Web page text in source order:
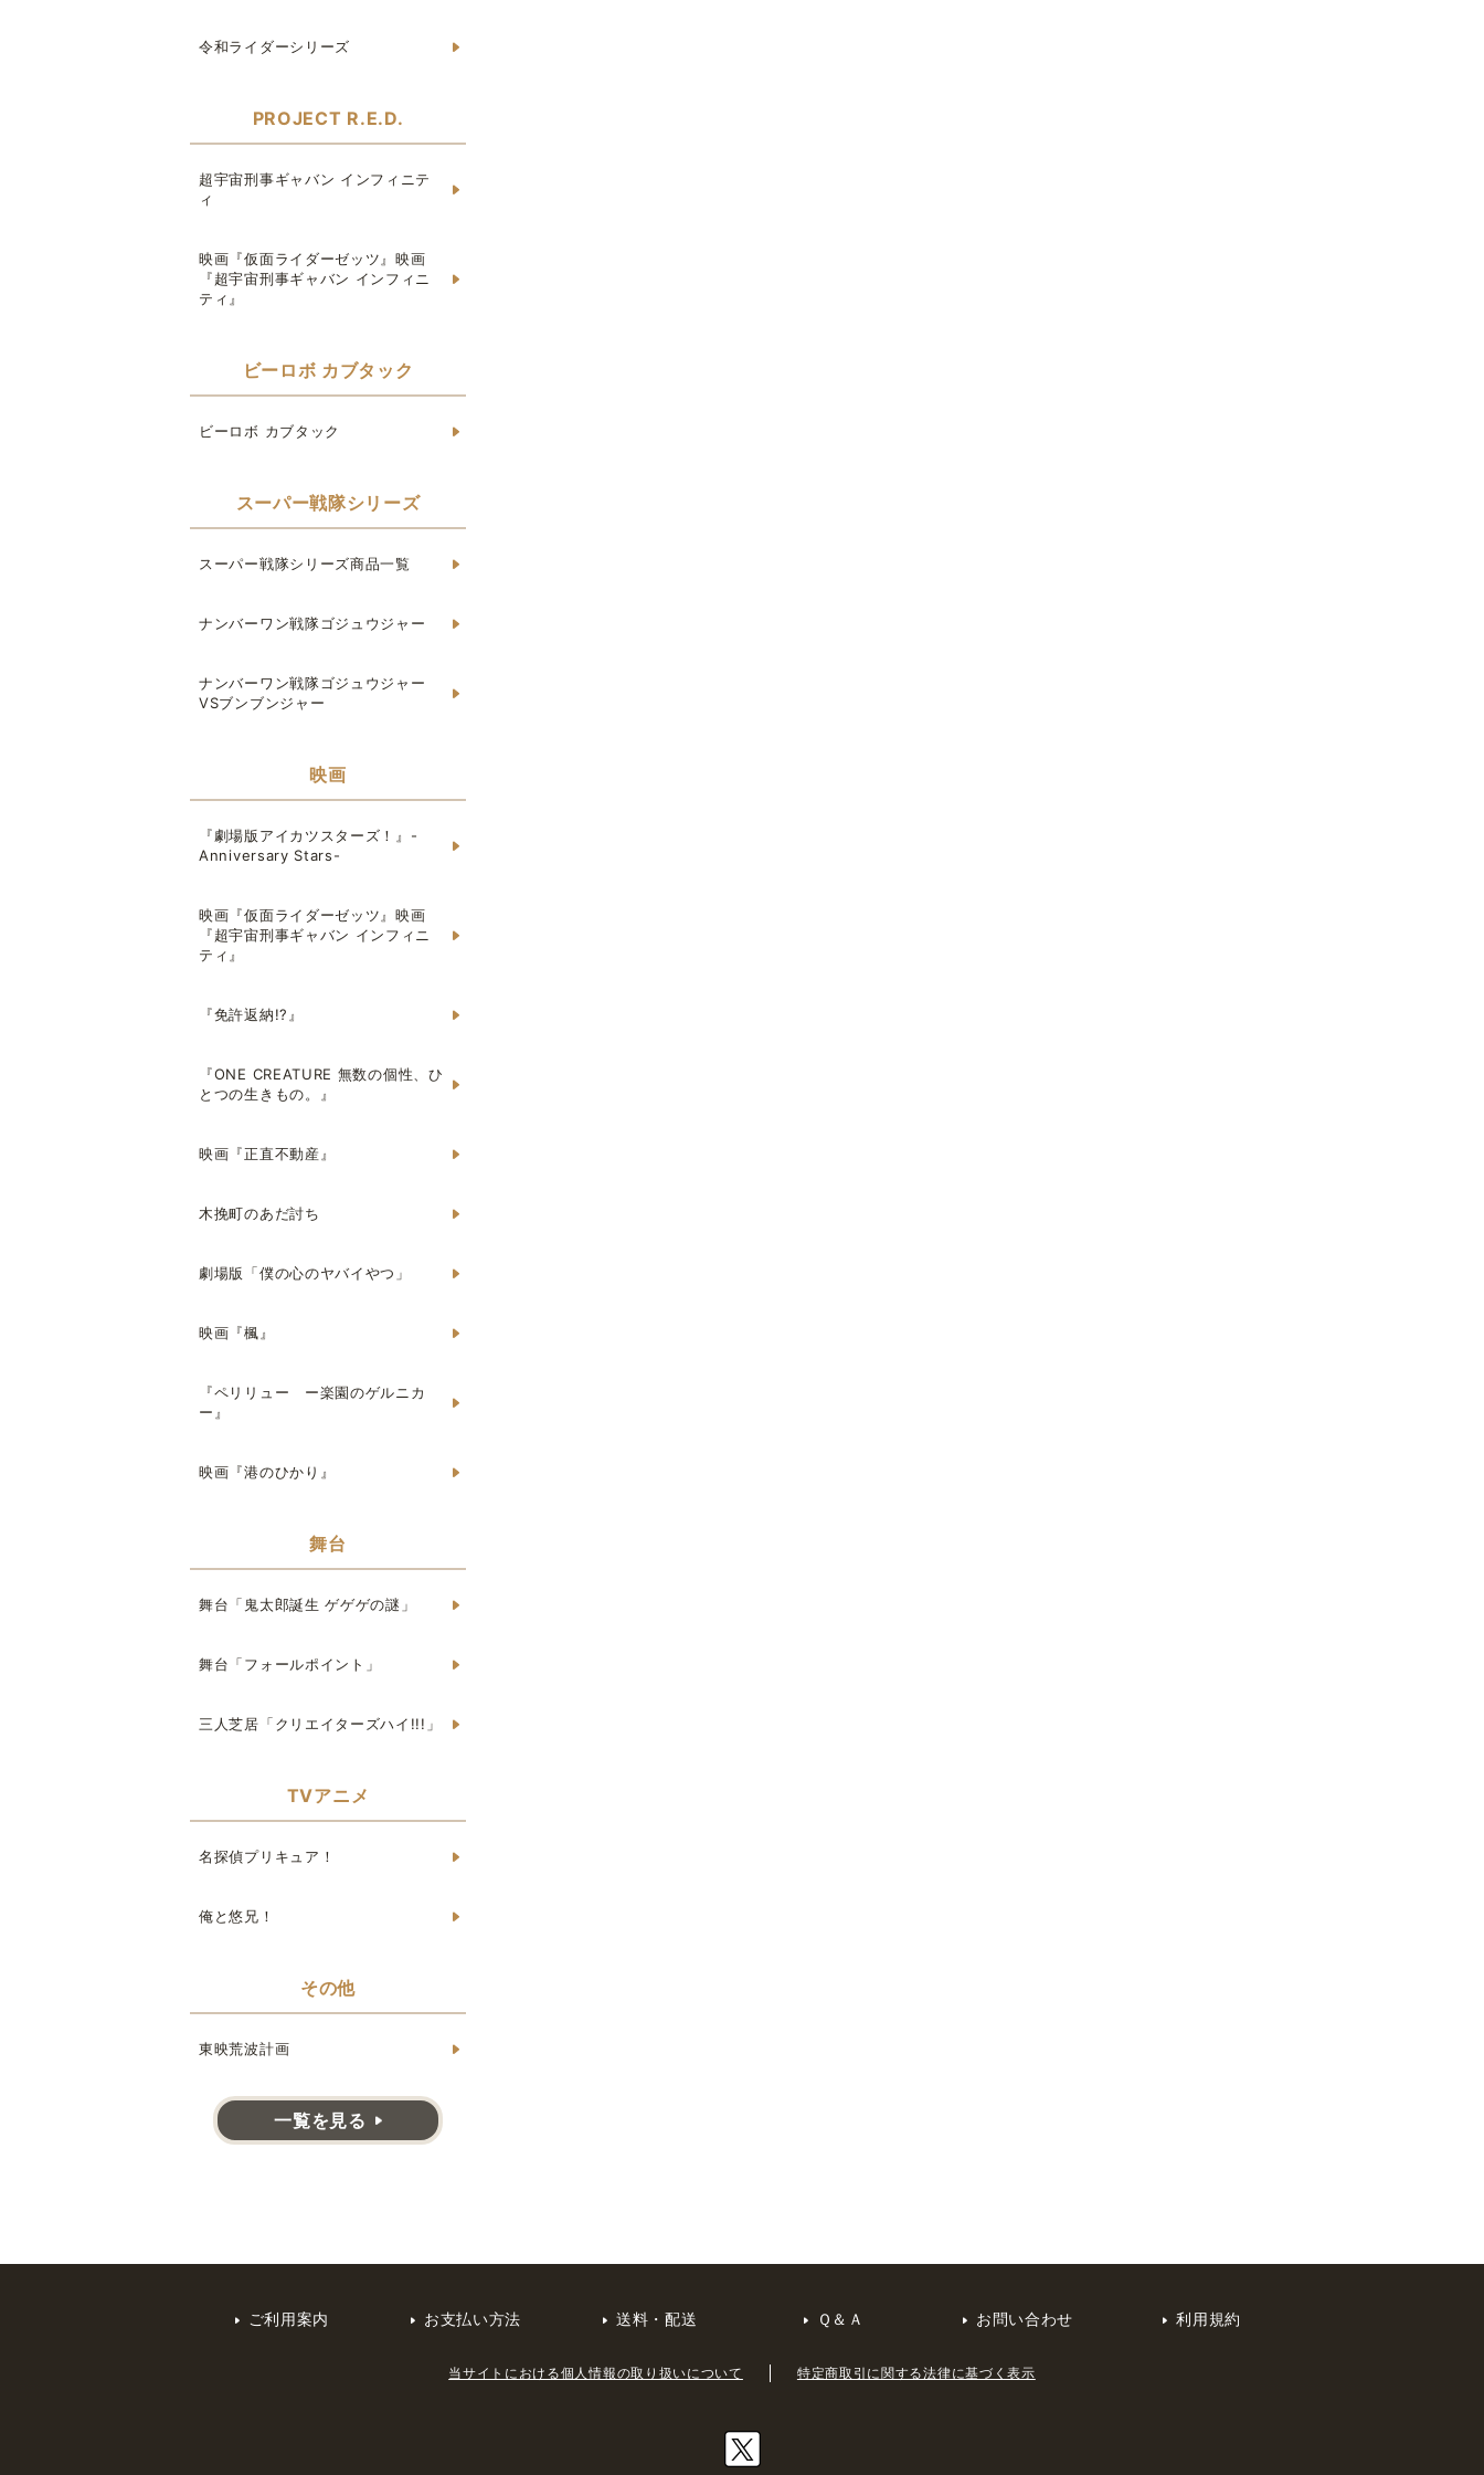
令和ライダーシリーズ
PROJECT R.E.D.
超宇宙刑事ギャバン インフィニテ
ィ
映画『仮面ライダーゼッツ』映画
『超宇宙刑事ギャバン インフィニ
ティ』
ビーロボ カブタック
ビーロボ カブタック
スーパー戦隊シリーズ
スーパー戦隊シリーズ商品一覧
ナンバーワン戦隊ゴジュウジャー
ナンバーワン戦隊ゴジュウジャー
VSブンブンジャー
映画
『劇場版アイカツスターズ！』-
Anniversary Stars-
映画『仮面ライダーゼッツ』映画
『超宇宙刑事ギャバン インフィニ
ティ』
『免許返納!?』
『ONE CREATURE 無数の個性、ひ
とつの生きもの。』
映画『正直不動産』
木挽町のあだ討ち
劇場版「僕の心のヤバイやつ」
映画『楓』
『ペリリュー ー楽園のゲルニカ
ー』
映画『港のひかり』
舞台
舞台「鬼太郎誕生 ゲゲゲの謎」
舞台「フォールポイント」
三人芝居「クリエイターズハイ!!!」
TVアニメ
名探偵プリキュア！
俺と悠兄！
その他
東映荒波計画
一覧を見る
ご利用案内 お支払い方法 送料・配送 Ｑ＆Ａ お問い合わせ 利用規約
当サイトにおける個人情報の取り扱いについて 特定商取引に関する法律に基づく表示